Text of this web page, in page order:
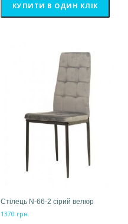
КУПИТИ В ОДИН КЛІК
Стілець N-66-2 сірий велюр
1370 грн.